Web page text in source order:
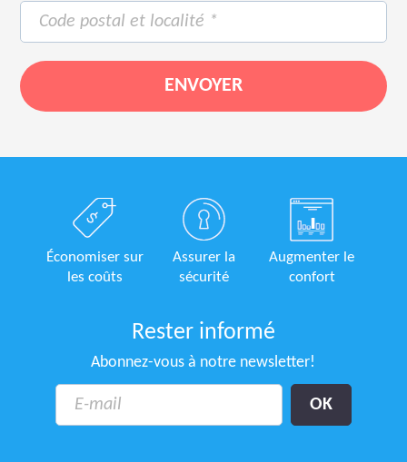
Économiser sur
les coûts
Assurer la
sécurité
Augmenter le
confort
Rester informé
Abonnez-vous à notre newsletter!